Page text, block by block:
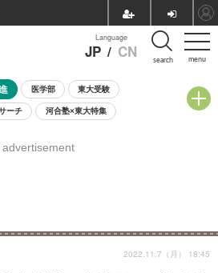
menu
Language
JP / CN search
医学部 東大受験
ーチ 河合塾×東大特集
開催学校説明会・相談会
advertisement
2022.11.7（月） 18:45